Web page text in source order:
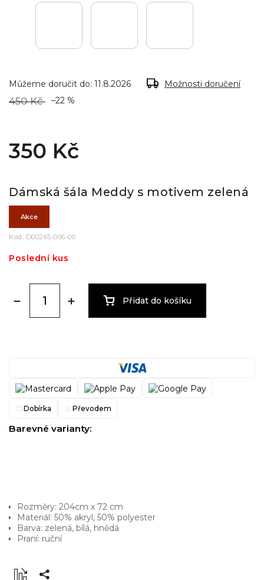
Můžeme doručit do: 11.8.2026 Možnosti doručení
450 Kč –22 %
350 Kč
Dámská šála Meddy s motivem zelená
Akce
Kód: D00265-006-00
Poslední kus
Přidat do košíku
Dobírka Převodem
Barevné varianty:
Rozměry: 204cm x 72 cm
Materiál: 50% akryl, 50% polyester
Barva: zelená, bílá, hnědá
Praní: ruční